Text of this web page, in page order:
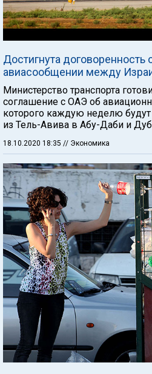
Достигнута договоренность
авиасообщении между
Министерство транспорта
соглашение с ОАЭ об
которого каждую неделю
из Тель-Авива в Абу-Даби и
18.10.2020 18:35 // Экономика